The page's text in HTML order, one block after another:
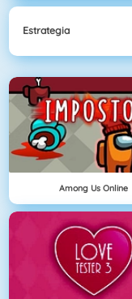
Estrategia
Among Us Online